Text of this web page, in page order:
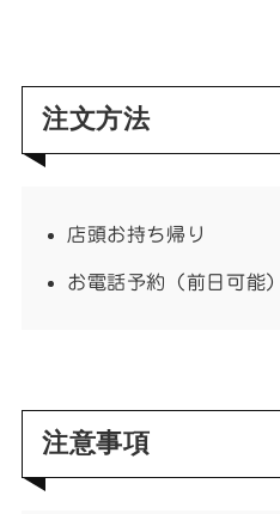
注文方法
店頭お持ち帰り
お電話予約（前日可能）
注意事項